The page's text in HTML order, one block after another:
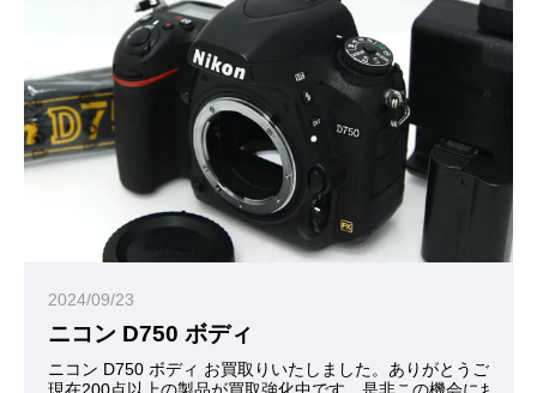
2024/09/23
ニコン D750 ボディ
ニコン D750 ボディ お買取りいたしました。ありがとうござい
現在200点以上の製品が買取強化中です。是非この機会にお問合